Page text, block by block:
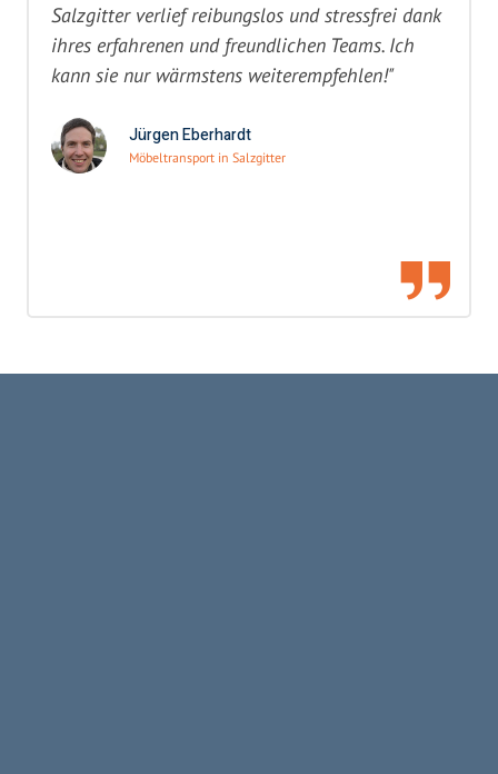
Salzgitter verlief reibungslos und stressfrei dank
ihres erfahrenen und freundlichen Teams. Ich
kann sie nur wärmstens weiterempfehlen!"
Jürgen Eberhardt
Möbeltransport in Salzgitter